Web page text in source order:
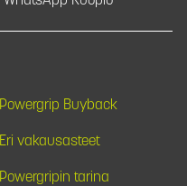
Powergrip Buyback
Eri vakausasteet
Powergripin tarina